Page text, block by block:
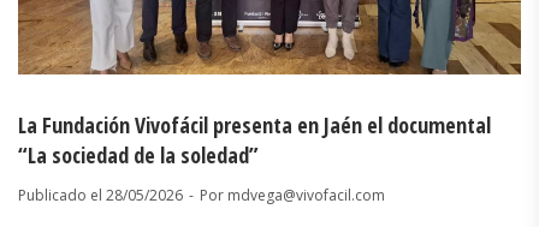
La Fundación Vivofácil presenta en Jaén el documental
“La sociedad de la soledad”
Publicado el 28/05/2026 Por mdvega@vivofacil.com